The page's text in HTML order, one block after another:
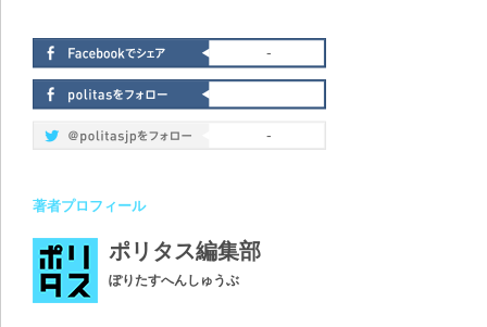
-
-
著者プロフィール
ポリタス編集部
ぽりたすへんしゅうぶ